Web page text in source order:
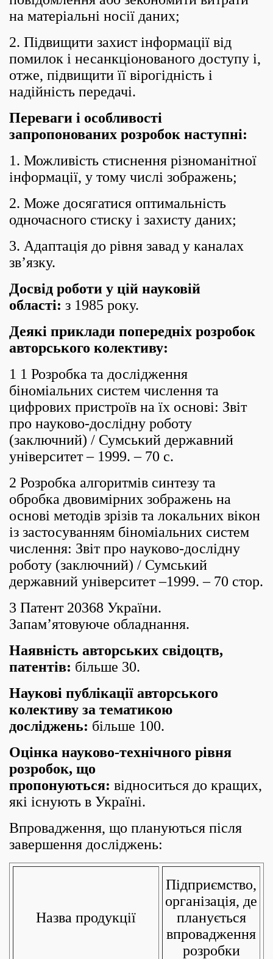
на матеріальні носії даних;
2. Підвищити захист інформації від
помилок і несанкціонованого доступу і,
отже, підвищити її вірогідність і
надійність передачі.
Переваги і особливості
запропонованих розробок наступні:
1. Можливість стиснення різноманітної
інформації, у тому числі зображень;
2. Може досягатися оптимальність
одночасного стиску і захисту даних;
3. Адаптація до рівня завад у каналах
зв’язку.
Досвід роботи у цій науковій
області: з 1985 року.
Деякі приклади попередніх розробок
авторського колективу:
1 1 Розробка та дослідження
біноміальних систем числення та
цифрових пристроїв на їх основі: Звіт
про науково-дослідну роботу
(заключний) / Сумський державний
університет – 1999. – 70 с.
2 Розробка алгоритмів синтезу та
обробка двовимірних зображень на
основі методів зрізів та локальних вікон
із застосуванням біноміальних систем
числення: Звіт про науково-дослідну
роботу (заключний) / Сумський
державний університет –1999. – 70 стор.
3 Патент 20368 України.
Запам’ятовуюче обладнання.
Наявність авторських свідоцтв,
патентів: більше 30.
Наукові публікації авторського
колективу за тематикою
досліджень: більше 100.
Оцінка науково-технічного рівня
розробок, що
пропонуються: відноситься до кращих,
які існують в Україні.
Впровадження, що плануються після
завершення досліджень:
Назва продукції
Підприємство,
організація, де
планується
впровадження
розробки